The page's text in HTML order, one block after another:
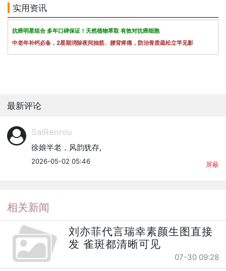
实用资讯
抗癌明星组合 多年口碑保证！天然植物萃取 有效对抗癌细胞
中老年补钙必备，2星期消除夜间抽筋、腰背疼痛，防治骨质疏松立竿见影
最新评论
SaiRenrou
徐娘半老，风韵犹存,
2026-05-02 05:46 屏蔽
相关新闻
刘亦菲代言瑞幸素颜生图直接
发 雀斑都清晰可见
07-30 09:28